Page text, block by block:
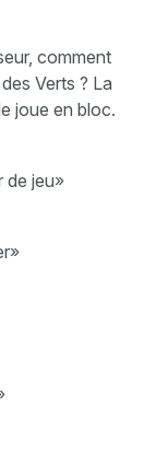
comment
Verts ? La
joue en bloc.
de jeu»